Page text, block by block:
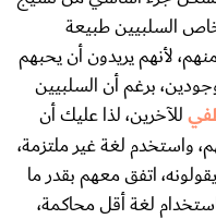
السلبيين طبيعة
لأنهم يريدون أن يحبهم
برغم أن السلبيين
للآخرين، لذا عليك أن
واستخدم لغة غير ملتزمة،
اتفق معهم بقدر ما
لغة أقل محاكمة،